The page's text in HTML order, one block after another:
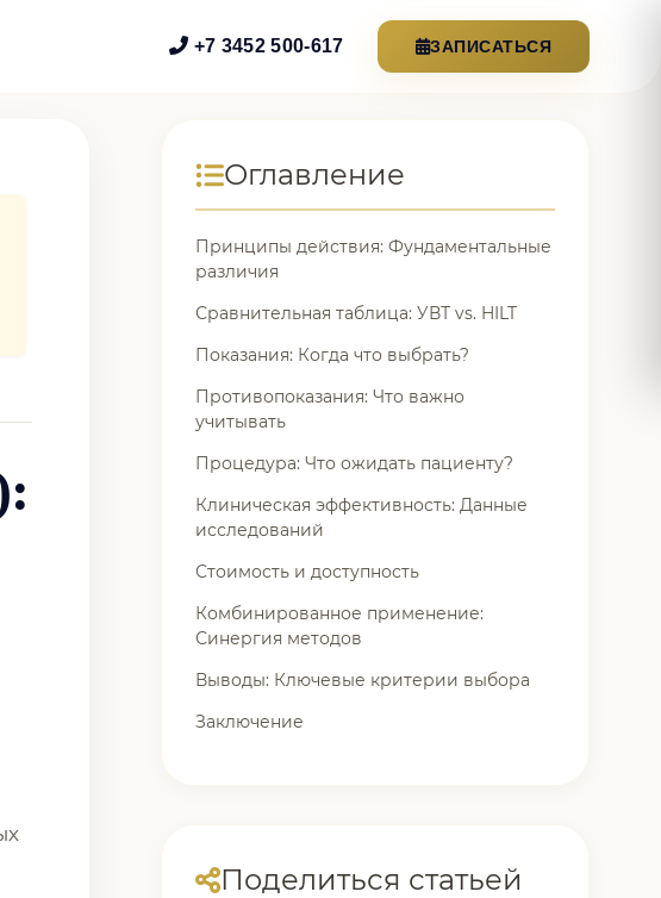
+7 3452 500-617 ЗАПИСАТЬСЯ
Оглавление
Принципы действия: Фундаментальные
различия
Сравнительная таблица: УВТ vs. HILT
Показания: Когда что выбрать?
Противопоказания: Что важно
учитывать
Процедура: Что ожидать пациенту?
Клиническая эффективность: Данные
исследований
Стоимость и доступность
Комбинированное применение:
Синергия методов
Выводы: Ключевые критерии выбора
Заключение
Поделиться статьей